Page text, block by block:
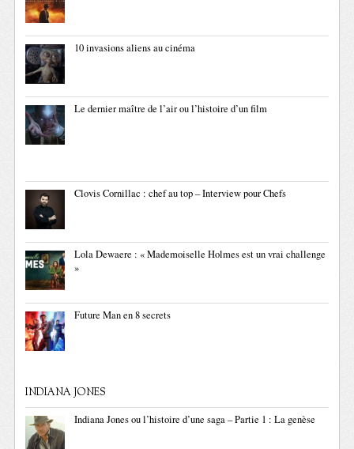
10 invasions aliens au cinéma
Le dernier maître de l’air ou l’histoire d’un film
Clovis Cornillac : chef au top – Interview pour Chefs
Lola Dewaere : « Mademoiselle Holmes est un vrai challenge
»
Future Man en 8 secrets
INDIANA JONES
Indiana Jones ou l’histoire d’une saga – Partie 1 : La genèse